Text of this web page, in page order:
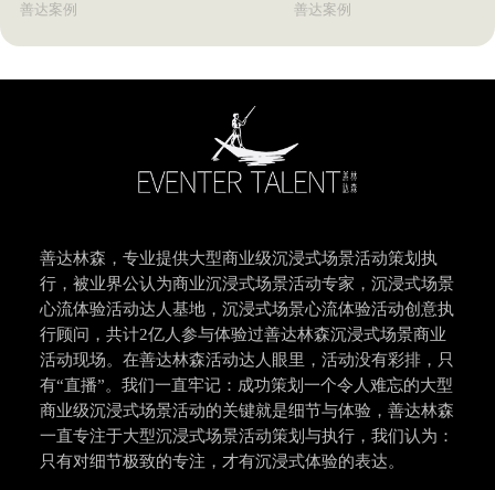
善达案例
善达案例
善达林森，专业提供大型商业级沉浸式场景活动策划执
行，被业界公认为商业沉浸式场景活动专家，沉浸式场景
心流体验活动达人基地，沉浸式场景心流体验活动创意执
行顾问，共计2亿人参与体验过善达林森沉浸式场景商业
活动现场。在善达林森活动达人眼里，活动没有彩排，只
有“直播”。我们一直牢记：成功策划一个令人难忘的大型
商业级沉浸式场景活动的关键就是细节与体验，善达林森
一直专注于大型沉浸式场景活动策划与执行，我们认为：
只有对细节极致的专注，才有沉浸式体验的表达。